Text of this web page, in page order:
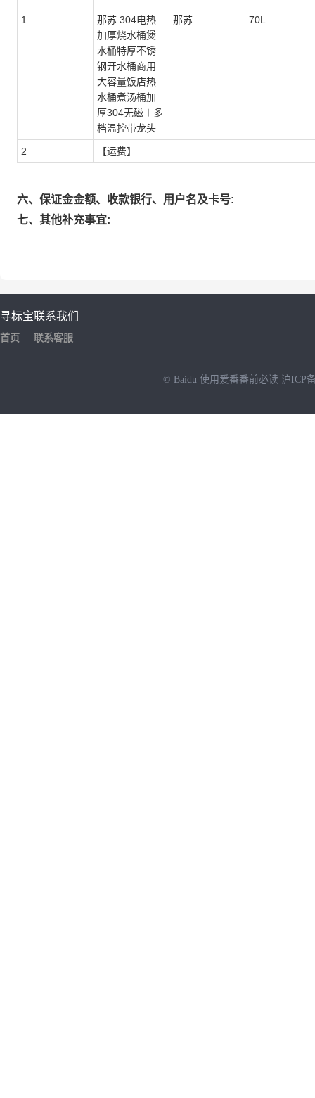
1
那苏 304电热
加厚烧水桶煲
水桶特厚不锈
钢开水桶商用
大容量饭店热
水桶煮汤桶加
厚304无磁＋多
档温控带龙头
那苏 70L
2 【运费】
六、保证金金额、收款银行、用户名及卡号:
七、其他补充事宜:
寻标宝
首页
联系我们
联系客服
© Baidu 使用爱番番前必读 沪ICP